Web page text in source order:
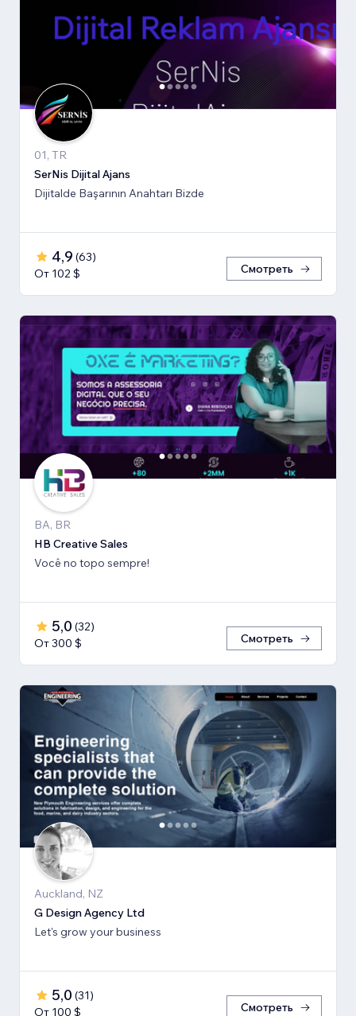
01, TR
SerNis Dijital Ajans
Dijitalde Başarının Anahtarı Bizde
4,9 (63)
От 102 $
Смотреть
BA, BR
HB Creative Sales
Você no topo sempre!
5,0 (32)
От 300 $
Смотреть
Auckland, NZ
G Design Agency Ltd
Let's grow your business
5,0 (31)
От 100 $
Смотреть